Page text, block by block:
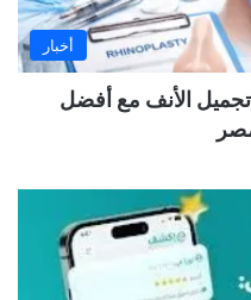
أخبار
الأنف مع أفضل